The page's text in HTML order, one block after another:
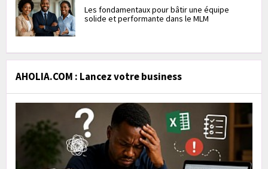
Les fondamentaux pour bâtir une équipe
solide et performante dans le MLM
AHOLIA.COM : Lancez votre business